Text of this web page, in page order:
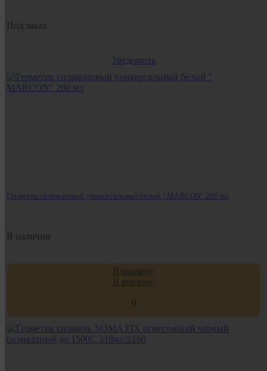
Под заказ
Уведомить
Герметик силиконовый универсальный белый " MARCON" 260 мл
В наличии
В корзину
В корзину
0